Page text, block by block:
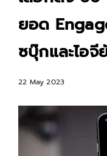
ยอด
ซบุ๊กและไอจี
22 May 2023